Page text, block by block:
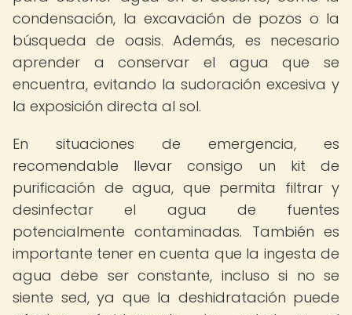
condensación, la excavación de pozos o la
búsqueda de oasis. Además, es necesario
aprender a conservar el agua que se
encuentra, evitando la sudoración excesiva y
la exposición directa al sol.
En situaciones de emergencia, es
recomendable llevar consigo un kit de
purificación de agua, que permita filtrar y
desinfectar el agua de fuentes
potencialmente contaminadas. También es
importante tener en cuenta que la ingesta de
agua debe ser constante, incluso si no se
siente sed, ya que la deshidratación puede